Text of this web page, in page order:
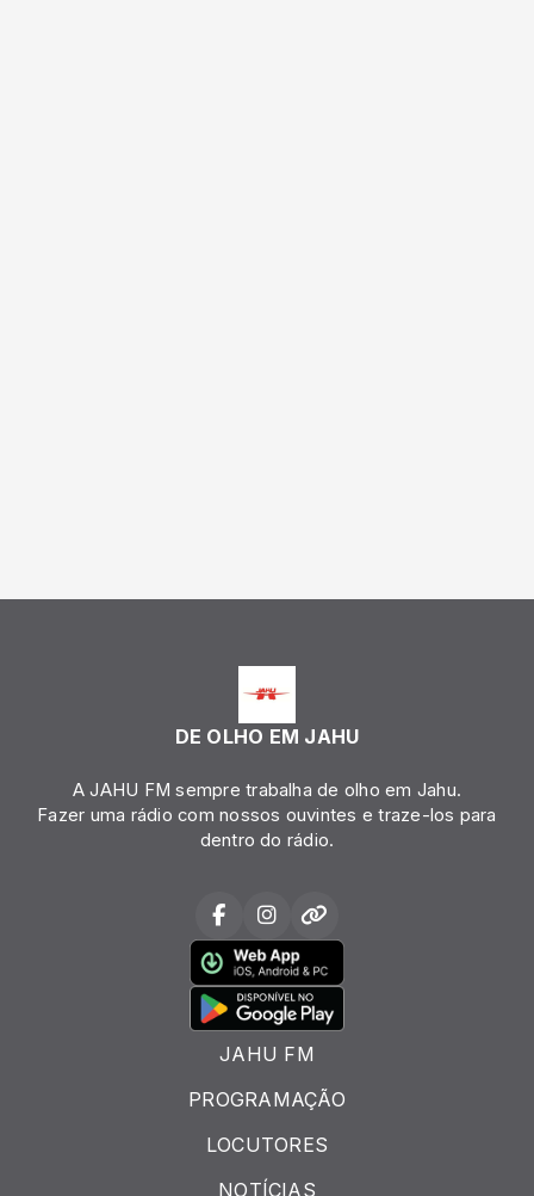
DE OLHO EM JAHU
A JAHU FM sempre trabalha de olho em Jahu.
Fazer uma rádio com nossos ouvintes e traze-los para
dentro do rádio.
JAHU FM
PROGRAMAÇÃO
LOCUTORES
NOTÍCIAS